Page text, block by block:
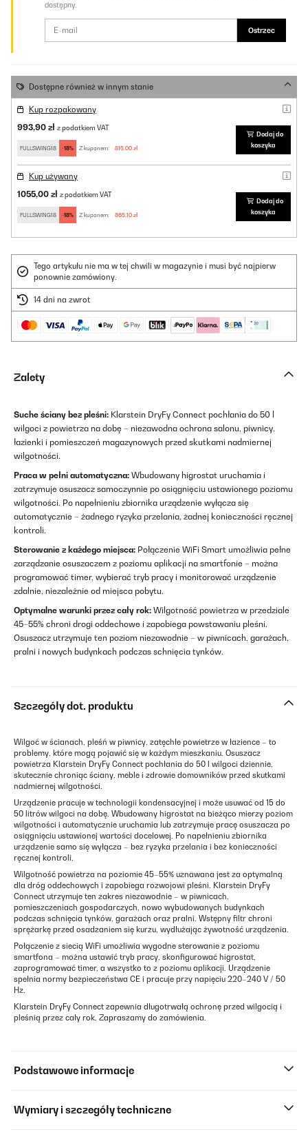
dostępny.
Ostrzec
Dostępne również w innym stanie
Kup rozpakowany
993,90 zł z podatkiem VAT
FULLSWING18 -18% Z kuponem: 815,00 zł
Dodaj do
koszyka
Kup używany
1055,00 zł z podatkiem VAT
FULLSWING18 -18% Z kuponem: 865,10 zł
Dodaj do
koszyka
Tego artykułu nie ma w tej chwili w magazynie i musi być najpierw
ponownie zamówiony.
14 dni na zwrot
Zalety
Suche ściany bez pleśni: Klarstein DryFy Connect pochłania do 50 l
wilgoci z powietrza na dobę – niezawodna ochrona salonu, piwnicy,
łazienki i pomieszczeń magazynowych przed skutkami nadmiernej
wilgotności.
Praca w pełni automatyczna: Wbudowany higrostat uruchamia i
zatrzymuje osuszacz samoczynnie po osiągnięciu ustawionego poziomu
wilgotności. Po napełnieniu zbiornika urządzenie wyłącza się
automatycznie – żadnego ryzyka przelania, żadnej konieczności ręcznej
kontroli.
Sterowanie z każdego miejsca: Połączenie WiFi Smart umożliwia pełne
zarządzanie osuszaczem z poziomu aplikacji na smartfonie – można
programować timer, wybierać tryb pracy i monitorować urządzenie
zdalnie, niezależnie od miejsca pobytu.
Optymalne warunki przez cały rok: Wilgotność powietrza w przedziale
45–55% chroni drogi oddechowe i zapobiega powstawaniu pleśni.
Osuszacz utrzymuje ten poziom niezawodnie – w piwnicach, garażach,
pralni i nowych budynkach podczas schnięcia tynków.
Szczegóły dot. produktu
Wilgoć w ścianach, pleśń w piwnicy, zatęchłe powietrze w łazience – to
problemy, które mogą pojawić się w każdym mieszkaniu. Osuszacz
powietrza Klarstein DryFy Connect pochłania do 50 l wilgoci dziennie,
skutecznie chroniąc ściany, meble i zdrowie domowników przed skutkami
nadmiernej wilgotności.
Urządzenie pracuje w technologii kondensacyjnej i może usuwać od 15 do
50 litrów wilgoci na dobę. Wbudowany higrostat na bieżąco mierzy poziom
wilgotności i automatycznie uruchamia lub zatrzymuje pracę osuszacza po
osiągnięciu ustawionej wartości docelowej. Po napełnieniu zbiornika
urządzenie samo się wyłącza – bez ryzyka przelania i bez konieczności
ręcznej kontroli.
Wilgotność powietrza na poziomie 45–55% uznawana jest za optymalną
dla dróg oddechowych i zapobiega rozwojowi pleśni. Klarstein DryFy
Connect utrzymuje ten zakres niezawodnie – w piwnicach,
pomieszczeniach gospodarczych, nowo wybudowanych budynkach
podczas schnięcia tynków, garażach oraz pralni. Wstępny filtr chroni
sprężarkę przed osadzaniem się kurzu, wydłużając żywotność urządzenia.
Połączenie z siecią WiFi umożliwia wygodne sterowanie z poziomu
smartfona – można ustawić tryb pracy, skonfigurować higrostat,
zaprogramować timer, a wszystko to z poziomu aplikacji. Urządzenie
spełnia normy bezpieczeństwa CE i pracuje przy napięciu 220–240 V / 50
Hz.
Klarstein DryFy Connect zapewnia długotrwałą ochronę przed wilgocią i
pleśnią przez cały rok. Zapraszamy do zamówienia.
Podstawowe informacje
Wymiary i szczegóły techniczne